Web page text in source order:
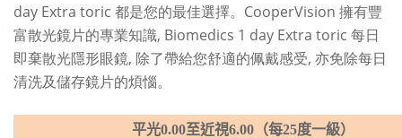
day Extra toric 都是您的最佳選擇。CooperVision 擁有豐
富散光鏡片的專業知識, Biomedics 1 day Extra toric 每日
即棄散光隱形眼鏡, 除了帶給您舒適的佩戴感受, 亦免除每日
清洗及儲存鏡片的煩惱。
平光0.00至近視6.00 （每25度一級）